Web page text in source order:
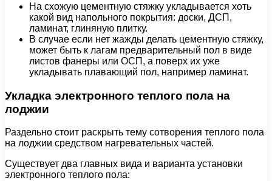
На схожую цементную стяжку укладывается хоть
какой вид напольного покрытия: доски, ДСП,
ламинат, глиняную плитку.
В случае если нет жажды делать цементную стяжку,
может быть к лагам предварительный пол в виде
листов фанеры или ОСП, а поверх их уже
укладывать плавающий пол, например ламинат.
Укладка электронного теплого пола на
лоджии
Раздельно стоит раскрыть тему сотворения теплого пола
на лоджии средством нагревательных частей.
Существует два главных вида и варианта установки
электронного теплого пола: